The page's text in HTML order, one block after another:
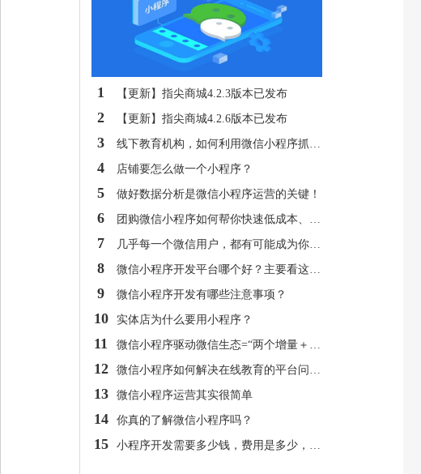
1 【更新】指尖商城4.2.3版本已发布
2 【更新】指尖商城4.2.6版本已发布
3
4 店铺要怎么做一个小程序？
5 做好数据分析是微信小程序运营的关键！
6
7
8
9 微信小程序开发有哪些注意事项？
10 实体店为什么要用小程序？
11
12
13 微信小程序运营其实很简单
14 你真的了解微信小程序吗？
15